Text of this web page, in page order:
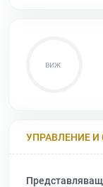
УПРАВЛЕНИЕ И